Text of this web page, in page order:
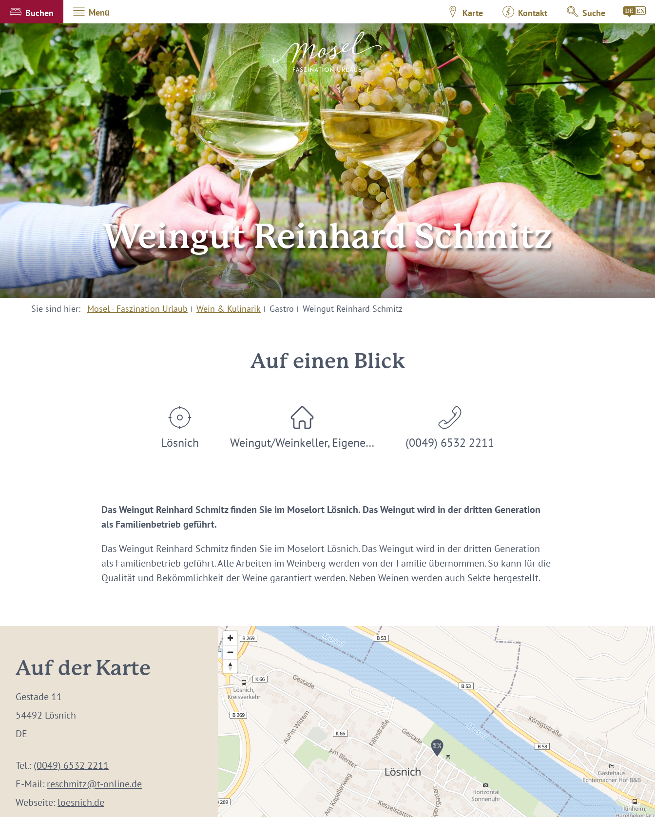
Buchen Menü Karte Kontakt Suche
© Wein- und Ferienregion Bernkastel-Kues GmbH
Weingut Reinhard Schmitz
Sie sind hier: Mosel - Faszination Urlaub Wein & Kulinarik Gastro Weingut Reinhard Schmitz
Auf einen Blick
Lösnich Weingut/Weinkeller, Eigene… (0049) 6532 2211
Das Weingut Reinhard Schmitz finden Sie im Moselort Lösnich. Das Weingut wird in der dritten Generation
als Familienbetrieb geführt.
Das Weingut Reinhard Schmitz finden Sie im Moselort Lösnich. Das Weingut wird in der dritten Generation
als Familienbetrieb geführt. Alle Arbeiten im Weinberg werden von der Familie übernommen. So kann für die
Qualität und Bekömmlichkeit der Weine garantiert werden. Neben Weinen werden auch Sekte hergestellt.
Auf der Karte
Gestade 11
54492 Lösnich
DE
Tel.: (0049) 6532 2211
E-Mail: reschmitz@t-online.de
Webseite: loesnich.de